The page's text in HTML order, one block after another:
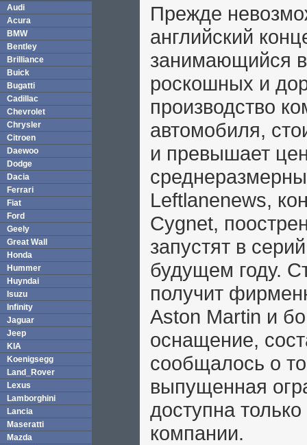
Audi
Acura
BMW
Bentley
Brilliance
Buick
Bugatti
Cadillac
Chevrolet
Chrysler
Citroen
Daewoo
Dodge
Dacia
Ferrari
Fiat
Ford
Geely
Great Wall
Honda
Hummer
Huyndai
Isuzu
Infinity
Jaguar
Jeep
KIA
Koenigsegg
Land_Rover
Lexus
Lamborghini
Lancia
Maseratti
Mazda
Прежде
английский
занимающийся
роскошных и
производство
автомобиля,
и превышает
Leftlanenews,
Cygnet,
запустят в
будущем году.
получит
Aston Martin и
оснащение,
сообщалось о
выпущенная
доступна
компании.